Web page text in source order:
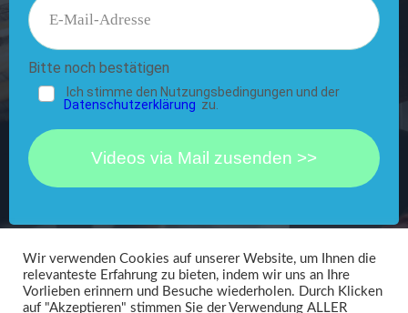
Bitte noch bestätigen
Ich stimme den Nutzungsbedingungen und der
Datenschutzerklärung zu.
Videos via Mail zusenden >>
Wir verwenden Cookies auf unserer Website, um Ihnen die
relevanteste Erfahrung zu bieten, indem wir uns an Ihre
Vorlieben erinnern und Besuche wiederholen. Durch Klicken
auf "Akzeptieren" stimmen Sie der Verwendung ALLER